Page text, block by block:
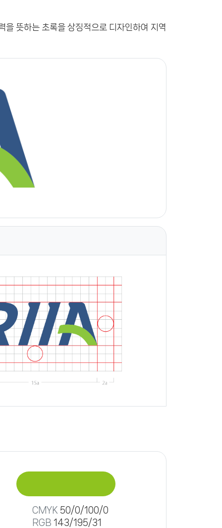
을 뜻하는 초록을 상징적으로 디자인하여 지역
CMYK 50/0/100/0
RGB 143/195/31